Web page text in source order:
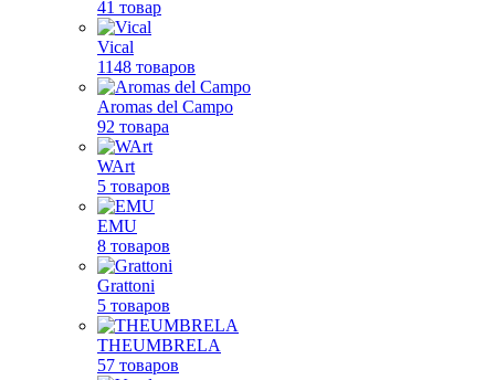
41 товар
Vical
1148 товаров
Aromas del Campo
92 товара
WArt
5 товаров
EMU
8 товаров
Grattoni
5 товаров
THEUMBRELA
57 товаров